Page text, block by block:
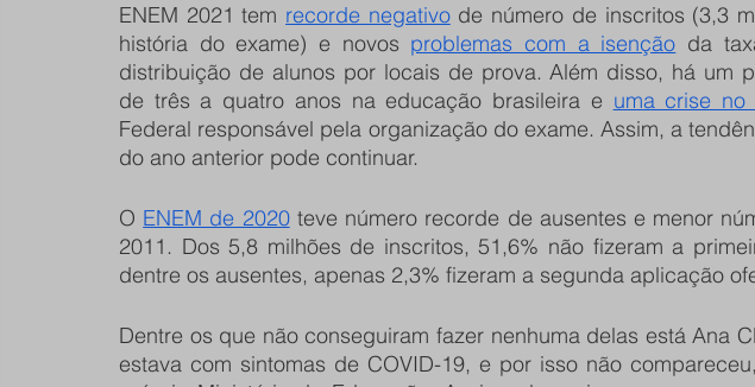
ENEM 2021 tem recorde negativo de número de inscritos (3,3
história do exame) e novos problemas com a isenção da
distribuição de alunos por locais de prova. Além disso, há um
de três a quatro anos na educação brasileira e uma crise no
Federal responsável pela organização do exame. Assim, a
do ano anterior pode continuar.
O ENEM de 2020 teve número recorde de ausentes e menor
2011. Dos 5,8 milhões de inscritos, 51,6% não fizeram a
dentre os ausentes, apenas 2,3% fizeram a segunda aplicação
Dentre os que não conseguiram fazer nenhuma delas está Ana
estava com sintomas de COVID-19, e por isso não